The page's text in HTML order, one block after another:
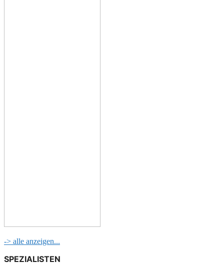
-> alle anzeigen...
SPEZIALISTEN